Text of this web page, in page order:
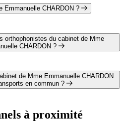
SUR-ISERE
Emmanuelle CHARDON ?
51 21.
orthophonistes du cabinet de Mme
CHARDON ?
:
PRESTI
de Mme Emmanuelle CHARDON
en commun ?
:
Multimodaleà proximité